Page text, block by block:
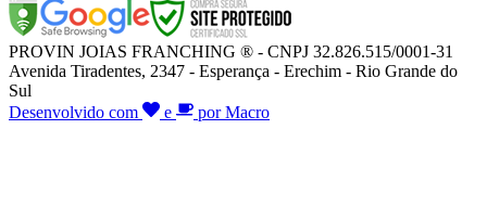
PROVIN JOIAS FRANCHING ® - CNPJ 32.826.515/0001-31
Avenida Tiradentes, 2347 - Esperança - Erechim - Rio Grande do
Sul
Desenvolvido com
e por Macro